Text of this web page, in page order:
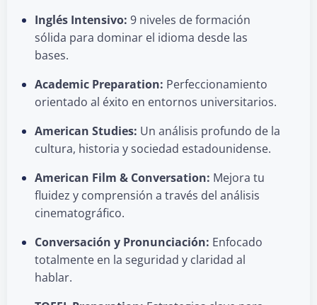
Inglés Intensivo: 9 niveles de formación
sólida para dominar el idioma desde las
bases.
Academic Preparation: Perfeccionamiento
orientado al éxito en entornos universitarios.
American Studies: Un análisis profundo de la
cultura, historia y sociedad estadounidense.
American Film & Conversation: Mejora tu
fluidez y comprensión a través del análisis
cinematográfico.
Conversación y Pronunciación: Enfocado
totalmente en la seguridad y claridad al
hablar.